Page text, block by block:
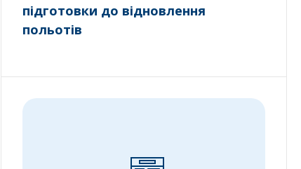
підготовки до відновлення
польотів